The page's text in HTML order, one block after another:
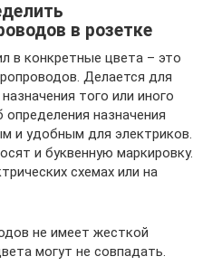
в розетке
в конкретные цвета – это
Делается для
того или иного
назначения
и удобным для электриков.
и буквенную маркировку.
схемах или на
не имеет жесткой
могут не совпадать.